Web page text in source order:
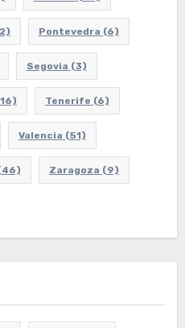
Pontevedra (6)
Segovia (3)
Tenerife (6)
Valencia (51)
Zaragoza (9)